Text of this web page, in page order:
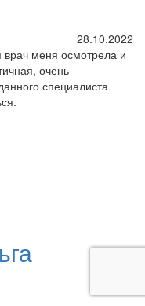
28.10.2022
меня осмотрела и
очень
специалиста